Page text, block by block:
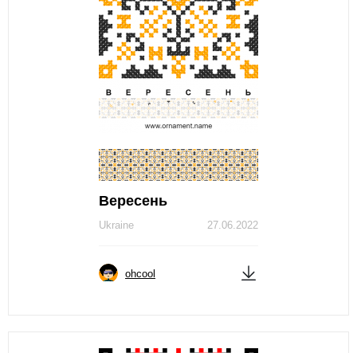
Вересень
27.06.2022
Ukraine
ohcool